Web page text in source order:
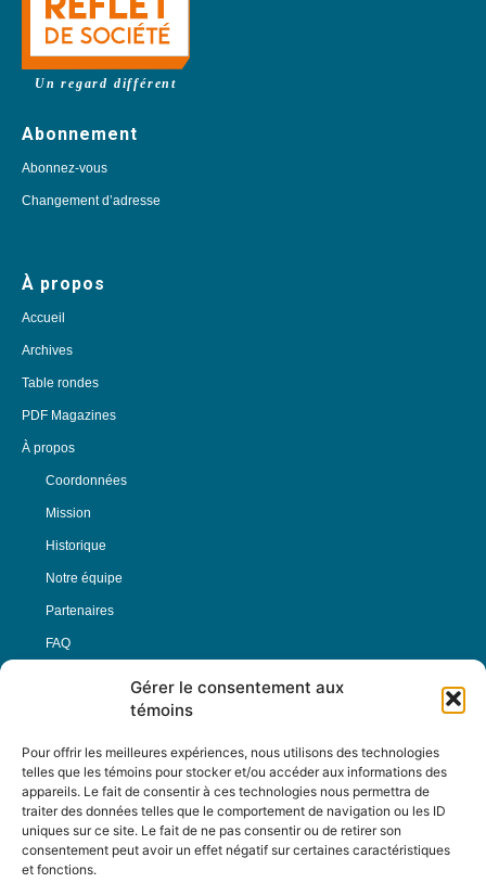
Gérer le consentement aux
témoins
Pour offrir les meilleures expériences, nous utilisons des technologies
telles que les témoins pour stocker et/ou accéder aux informations des
appareils. Le fait de consentir à ces technologies nous permettra de
traiter des données telles que le comportement de navigation ou les ID
uniques sur ce site. Le fait de ne pas consentir ou de retirer son
consentement peut avoir un effet négatif sur certaines caractéristiques
et fonctions.
Un regard différent
Abonnement
Abonnez-vous
Changement d’adresse
À propos
Accueil
Archives
Table rondes
PDF Magazines
À propos
Coordonnées
Mission
Historique
Notre équipe
Partenaires
FAQ
Nous Suivre